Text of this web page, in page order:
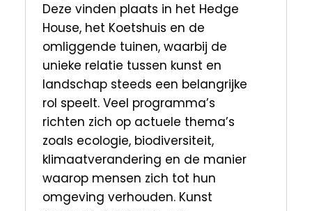
Deze vinden plaats in het Hedge
House, het Koetshuis en de
omliggende tuinen, waarbij de
unieke relatie tussen kunst en
landschap steeds een belangrijke
rol speelt. Veel programma’s
richten zich op actuele thema’s
zoals ecologie, biodiversiteit,
klimaatverandering en de manier
waarop mensen zich tot hun
omgeving verhouden. Kunst